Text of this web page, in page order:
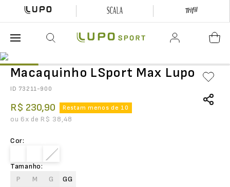
Macaquinho LSport Max Lupo
ID 73211-900
R$ 230,90 Restam menos de 10
ou 6x de R$ 38,48
Cor:
Tamanho:
P
M G GG